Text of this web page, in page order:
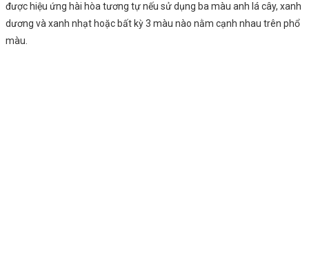
được hiệu ứng hài hòa tương tự nếu sử dụng ba màu anh lá cây, xanh
dương và xanh nhạt hoặc bất kỳ 3 màu nào nằm cạnh nhau trên phổ
màu.